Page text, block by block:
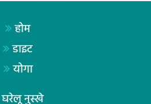
होम
डाइट
योगा
घरेलू नुस्खे